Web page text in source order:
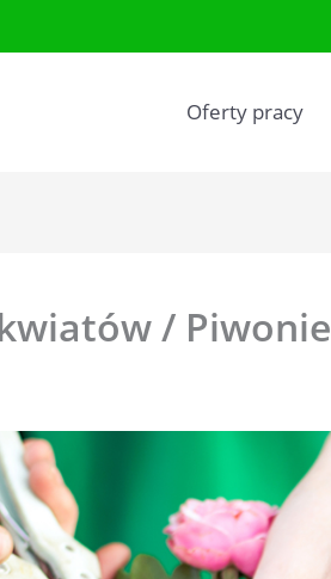
Oferty pracy
/ Piwonie